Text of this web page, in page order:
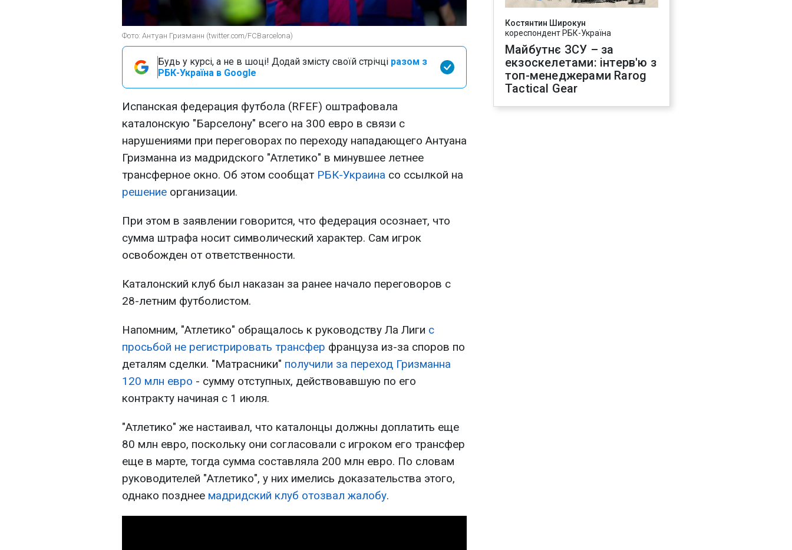
Фото: Антуан Гризманн (twitter.com/FCBarcelona)
Будь у курсі, а не в шоці! Додай змісту своїй стрічці разом з
РБК-Україна в Google
Испанская федерация футбола (RFEF) оштрафовала
каталонскую "Барселону" всего на 300 евро в связи с
нарушениями при переговорах по переходу нападающего Антуана
Гризманна из мадридского "Атлетико" в минувшее летнее
трансферное окно. Об этом сообщат РБК-Украина со ссылкой на
решение организации.
При этом в заявлении говорится, что федерация осознает, что
сумма штрафа носит символический характер. Сам игрок
освобожден от ответственности.
Каталонский клуб был наказан за ранее начало переговоров с
28-летним футболистом.
Напомним, "Атлетико" обращалось к руководству Ла Лиги с
просьбой не регистрировать трансфер француза из-за споров по
деталям сделки. "Матрасники" получили за переход Гризманна
120 млн евро - сумму отступных, действовавшую по его
контракту начиная с 1 июля.
"Атлетико" же настаивал, что каталонцы должны доплатить еще
80 млн евро, поскольку они согласовали с игроком его трансфер
еще в марте, тогда сумма составляла 200 млн евро. По словам
руководителей "Атлетико", у них имелись доказательства этого,
однако позднее мадридский клуб отозвал жалобу.
Костянтин Широкун
кореспондент РБК-Україна
Майбутнє ЗСУ – за
екзоскелетами: інтерв'ю з
топ-менеджерами Rarog
Tactical Gear